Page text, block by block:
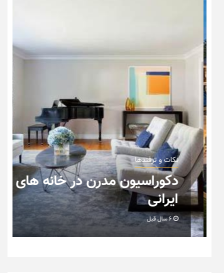
نکات و ترفندها
دکوراسیون مدرن در خانه های
ایرانی
6 سال قبل